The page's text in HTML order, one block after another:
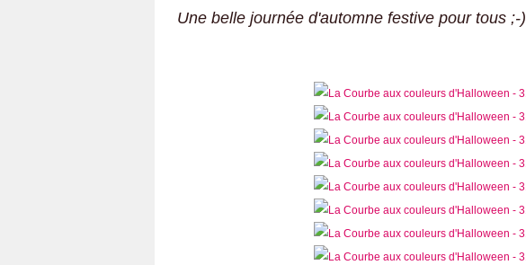
Une belle journée d'automne festive pour tous ;-)